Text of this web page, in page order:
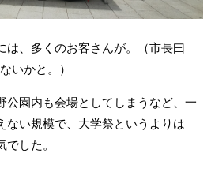
、多くのお客さんが。（市長曰
いかと。）
園内も会場としてしまうなど、一
ない規模で、大学祭というよりは
でした。